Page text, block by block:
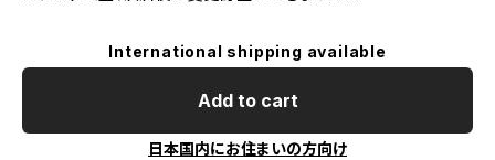
International shipping available
Add to cart
日本国内にお住まいの方向け